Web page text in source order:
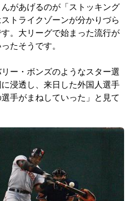
があげるのが「ストッキング
トライクゾーンが分かりづら
。大リーグで始まった流行が
たそうです。
ー・ボンズのようなスター選
浸透し、来日した外国人選手
手がまねしていった」と見て